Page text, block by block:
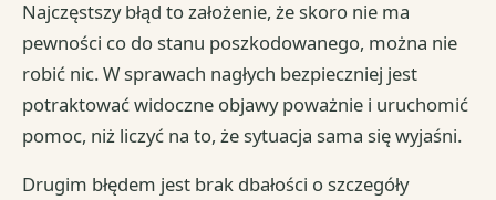
Najczęstszy błąd to założenie, że skoro nie ma
pewności co do stanu poszkodowanego, można nie
robić nic. W sprawach nagłych bezpieczniej jest
potraktować widoczne objawy poważnie i uruchomić
pomoc, niż liczyć na to, że sytuacja sama się wyjaśni.
Drugim błędem jest brak dbałości o szczegóły